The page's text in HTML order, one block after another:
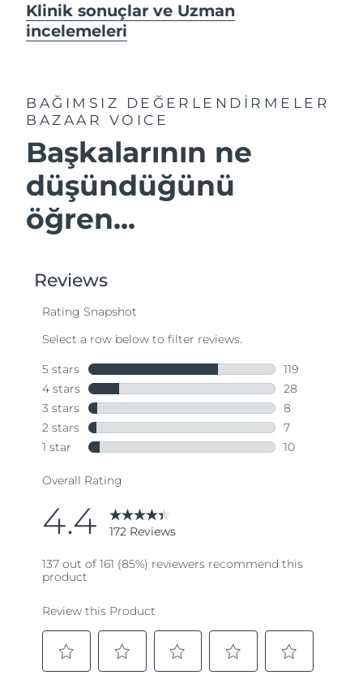
Klinik sonuçlar ve Uzman
incelemeleri
BAĞIMSIZ DEĞERLENDİRMELER
BAZAAR VOICE
Başkalarının ne
düşündüğünü
öğren...